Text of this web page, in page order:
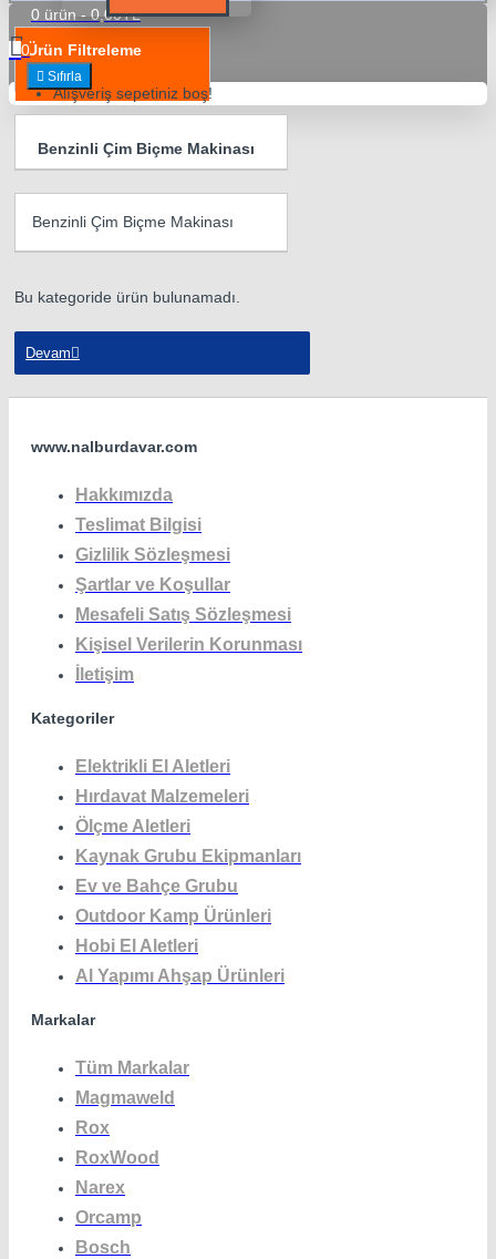
0 ürün - 0,00TL
0
Alışveriş sepetiniz boş!
Ürün Filtreleme
Sıfırla
Benzinli Çim Biçme Makinası
Benzinli Çim Biçme Makinası
Bu kategoride ürün bulunamadı.
Devam
www.nalburdavar.com
Hakkımızda
Teslimat Bilgisi
Gizlilik Sözleşmesi
Şartlar ve Koşullar
Mesafeli Satış Sözleşmesi
Kişisel Verilerin Korunması
İletişim
Kategoriler
Elektrikli El Aletleri
Hırdavat Malzemeleri
Ölçme Aletleri
Kaynak Grubu Ekipmanları
Ev ve Bahçe Grubu
Outdoor Kamp Ürünleri
Hobi El Aletleri
Al Yapımı Ahşap Ürünleri
Markalar
Tüm Markalar
Magmaweld
Rox
RoxWood
Narex
Orcamp
Bosch